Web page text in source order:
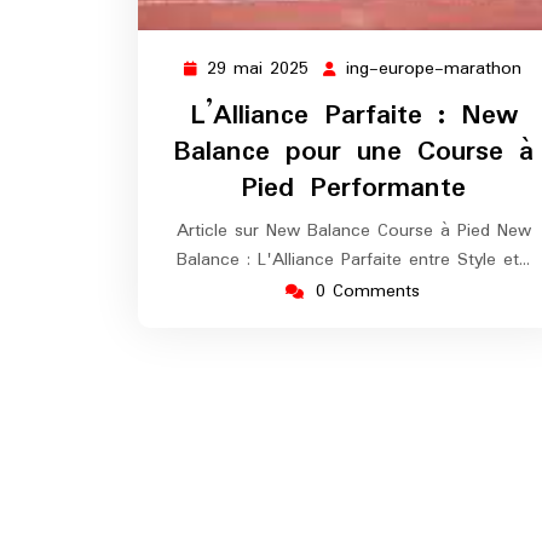
29 mai 2025 29
mai
2025
ing-europe-marathon
L’Alliance Parfaite : New
Balance pour une Course à
Pied Performante
Article sur New Balance Course à Pied New
Balance : L'Alliance Parfaite entre Style et…
0 Comments